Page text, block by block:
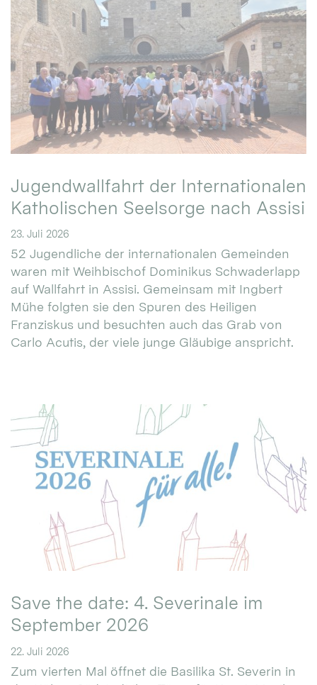
Jugendwallfahrt der Internationalen
Katholischen Seelsorge nach Assisi
23. Juli 2026
52 Jugendliche der internationalen Gemeinden
waren mit Weihbischof Dominikus Schwaderlapp
auf Wallfahrt in Assisi. Gemeinsam mit Ingbert
Mühe folgten sie den Spuren des Heiligen
Franziskus und besuchten auch das Grab von
Carlo Acutis, der viele junge Gläubige anspricht.
Save the date: 4. Severinale im
September 2026
22. Juli 2026
Zum vierten Mal öffnet die Basilika St. Severin in